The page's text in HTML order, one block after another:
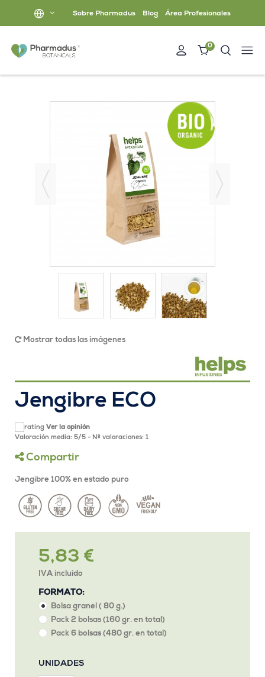
Sobre Pharmadus Blog Área Profesionales
0
Mostrar todas las imágenes
Jengibre ECO
Ver la opinión
Valoración media: 5/5 - Nº valoraciones: 1
Compartir
Jengibre 100% en estado puro
5,83 €
IVA incluido
FORMATO:
Bolsa granel ( 80 g.)
Pack 2 bolsas (160 gr. en total)
Pack 6 bolsas (480 gr. en total)
UNIDADES